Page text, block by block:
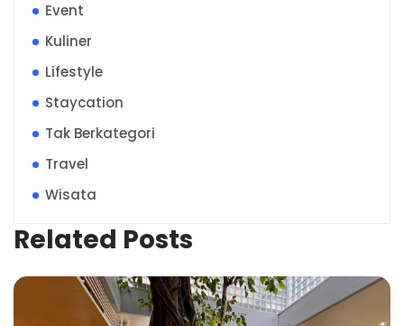
Event
Kuliner
Lifestyle
Staycation
Tak Berkategori
Travel
Wisata
Related Posts